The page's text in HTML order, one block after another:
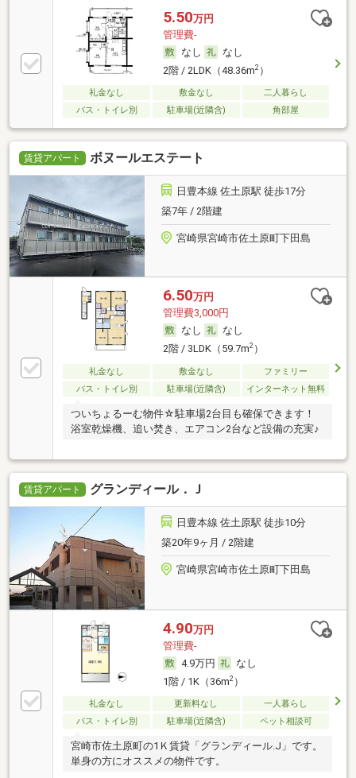
5.50万円
管理費-
なし
なし
2階 / 2LDK（48.36m2）
礼金なし 敷金なし
二人暮らし
バス・トイレ別
駐車場(近隣含) 角部屋
賃貸アパート ボヌールエステート
日豊本線 佐土原駅 徒歩17分
築7年 / 2階建
宮崎県宮崎市佐土原町下田島
6.50万円
管理費3,000円
なし
なし
2階 / 3LDK（59.7m2）
礼金なし 敷金なし
ファミリー
バス・トイレ別
駐車場(近隣含) インターネット無料
ついちょるーむ物件☆駐車場2台目も確保できます！
浴室乾燥機、追い焚き、エアコン2台など設備の充実♪
賃貸アパート グランディール．Ｊ
日豊本線 佐土原駅 徒歩10分
築20年9ヶ月 / 2階建
宮崎県宮崎市佐土原町下田島
4.90万円
管理費-
4.9万円
なし
1階 / 1K（36m2）
礼金なし 更新料なし
一人暮らし
バス・トイレ別
駐車場(近隣含) ペット相談可
宮崎市佐土原町の1Ｋ賃貸「グランディール.J」です。
単身の方にオススメの物件です。